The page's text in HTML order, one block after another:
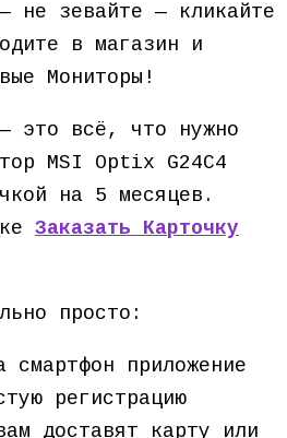
не зевайте — кликайте
в магазин и
Мониторы!
это всё, что нужно
MSI Optix G24C4
на 5 месяцев.
Заказать Карточку
просто:
смартфон приложение
регистрацию
доставят карту или